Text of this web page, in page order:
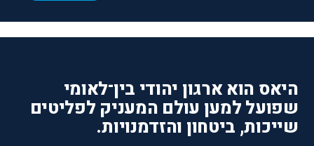
היאס הוא ארגון יהודי בין־לאומי
שפועל למען עולם המעניק לפליטים
שייכות, ביטחון והזדמנויות.